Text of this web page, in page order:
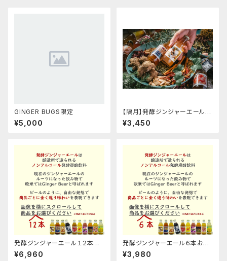
GINGER BUGS限定
¥5,000
【隔月】発酵ジンジャーエール６
本定期便
¥3,450
発酵ジンジャーエール１２本お
選びくださいセット
¥6,960
発酵ジンジャーエール６本お選
びくださいギフト箱セット
¥3,980